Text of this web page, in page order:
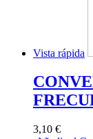
Vista rápida
3,10 €